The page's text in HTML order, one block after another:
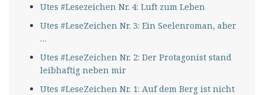
Utes #Lesezeichen Nr. 4: Luft zum Leben
Utes #LeseZeichen Nr. 3: Ein Seelenroman, aber
…
Utes #LeseZeichen Nr. 2: Der Protagonist stand
leibhaftig neben mir
Utes #LeseZeichen Nr. 1: Auf dem Berg ist nicht